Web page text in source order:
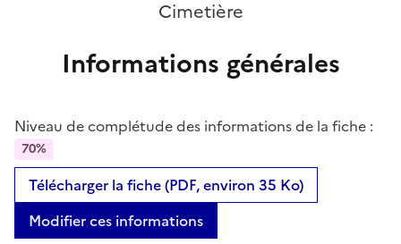
Cimetière
Informations générales
Niveau de complétude des informations de la fiche :
70%
Télécharger la fiche (PDF, environ 35 Ko)
Modifier ces informations